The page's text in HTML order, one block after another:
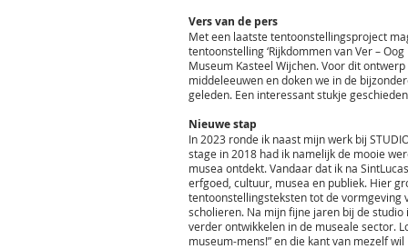
Vers van de pers
Met een laatste tentoonstellingsproject
tentoonstelling ‘Rijkdommen van Ver –
Museum Kasteel Wijchen. Voor dit
middeleeuwen en doken we in de
geleden. Een interessant stukje
Nieuwe stap
In 2023 ronde ik naast mijn werk bij
stage in 2018 had ik namelijk de mooie
musea ontdekt. Vandaar dat ik na
erfgoed, cultuur, musea en publiek. Hier
tentoonstellingsteksten tot de vormgeving
scholieren. Na mijn fijne jaren bij de
verder ontwikkelen in de museale sector.
museum-mens!” en die kant van mezelf